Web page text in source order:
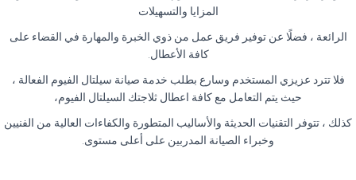
المزايا والتسهيلات
الرائعة ، فضلًا عن توفير فريق عمل من ذوي الخبرة والمهارة في القضاء على
كافة الأعطال.
فلا تترد عزيزي المستخدم وسارع بطلب خدمة صيانة سيلتال الفيوم الفعالة ،
حيث يتم التعامل مع كافة اعطال ثلاجتك السيلتال الفيوم،
كذلك ، تتوفر التقنيات الحديثة والأساليب المتطورة والكفاءات العالية من الفنيين
وخبراء الصيانة المدربين على أعلى مستوى.